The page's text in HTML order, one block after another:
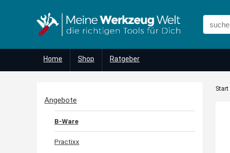
Home Shop Ratgeber
Start
Angebote
B-Ware
Practixx